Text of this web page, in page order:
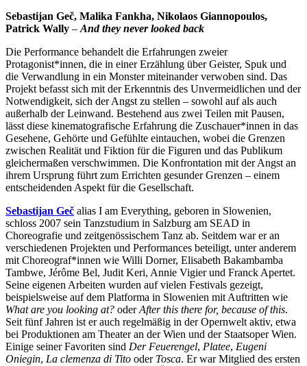
Sebastijan Geč, Malika Fankha, Nikolaos Giannopoulos,
Patrick Wally – And they never looked back
Die Performance behandelt die Erfahrungen zweier
Protagonist*innen, die in einer Erzählung über Geister, Spuk und
die Verwandlung in ein Monster miteinander verwoben sind. Das
Projekt befasst sich mit der Erkenntnis des Unvermeidlichen und der
Notwendigkeit, sich der Angst zu stellen – sowohl auf als auch
außerhalb der Leinwand. Bestehend aus zwei Teilen mit Pausen,
lässt diese kinematografische Erfahrung die Zuschauer*innen in das
Gesehene, Gehörte und Gefühlte eintauchen, wobei die Grenzen
zwischen Realität und Fiktion für die Figuren und das Publikum
gleichermaßen verschwimmen. Die Konfrontation mit der Angst an
ihrem Ursprung führt zum Errichten gesunder Grenzen – einem
entscheidenden Aspekt für die Gesellschaft.
Sebastijan Geč alias I am Everything, geboren in Slowenien,
schloss 2007 sein Tanzstudium in Salzburg am SEAD in
Choreografie und zeitgenössischem Tanz ab. Seitdem war er an
verschiedenen Projekten und Performances beteiligt, unter anderem
mit Choreograf*innen wie Willi Dorner, Elisabeth Bakambamba
Tambwe, Jérôme Bel, Judit Keri, Annie Vigier und Franck Apertet.
Seine eigenen Arbeiten wurden auf vielen Festivals gezeigt,
beispielsweise auf dem Platforma in Slowenien mit Auftritten wie
What are you looking at? oderAfter this there for, because of this.
Seit fünf Jahren ist er auch regelmäßig in der Opernwelt aktiv, etwa
bei Produktionen am Theater an der Wien und der Staatsoper Wien.
Einige seiner Favoriten sind Der Feuerengel, Platee, Eugeni
Oniegin, La clemenza di Tito oder Tosca. Er war Mitglied des ersten